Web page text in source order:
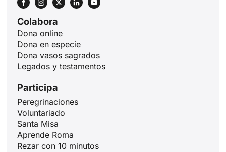
Colabora
Dona online
Dona en especie
Dona vasos sagrados
Legados y testamentos
Participa
Peregrinaciones
Voluntariado
Santa Misa
Aprende Roma
Rezar con 10 minutos